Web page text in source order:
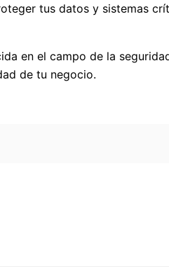
tus datos y sistemas
en el campo de la
de tu negocio.